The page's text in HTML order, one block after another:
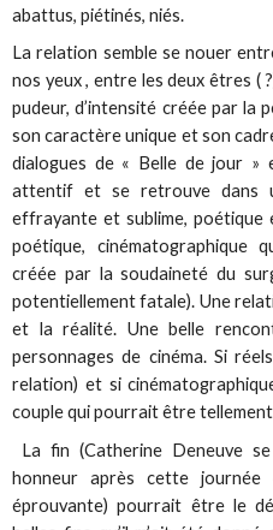
abattus, piétinés, niés.
La relation semble se nouer
nos yeux , entre les deux êtres
pudeur, d’intensité créée par la
son caractère unique et son
dialogues de « Belle de jour »
attentif et se retrouve dans
effrayante et sublime, poétique
poétique, cinématographique
créée par la soudaineté du
potentiellement fatale). Une
et la réalité. Une belle
personnages de cinéma. Si
relation) et si
couple qui pourrait être
La fin (Catherine Deneuve
honneur après cette
éprouvante) pourrait être le